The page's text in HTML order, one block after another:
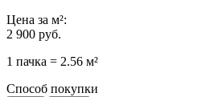
Цена за м²:
2 900 руб.
1 пачка = 2.56 м²
Способ покупки